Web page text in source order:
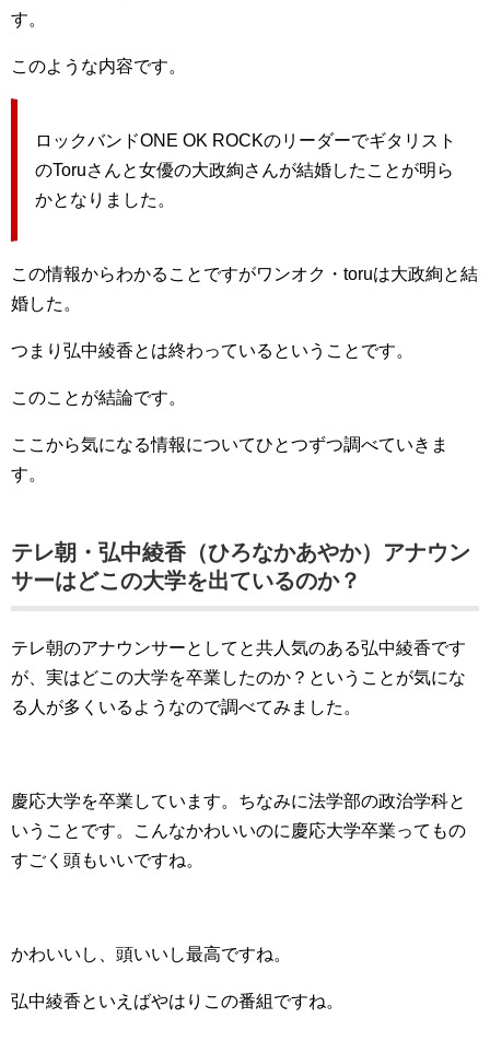
す。
このような内容です。
ロックバンドONE OK ROCKのリーダーでギタリスト
のToruさんと女優の大政絢さんが結婚したことが明ら
かとなりました。
この情報からわかることですがワンオク・toruは大政絢と結
婚した。
つまり弘中綾香とは終わっているということです。
このことが結論です。
ここから気になる情報についてひとつずつ調べていきま
す。
テレ朝・弘中綾香（ひろなかあやか）アナウン
サーはどこの大学を出ているのか？
テレ朝のアナウンサーとしてと共人気のある弘中綾香です
が、実はどこの大学を卒業したのか？ということが気にな
る人が多くいるようなので調べてみました。
慶応大学を卒業しています。ちなみに法学部の政治学科と
いうことです。こんなかわいいのに慶応大学卒業ってもの
すごく頭もいいですね。
かわいいし、頭いいし最高ですね。
弘中綾香といえばやはりこの番組ですね。